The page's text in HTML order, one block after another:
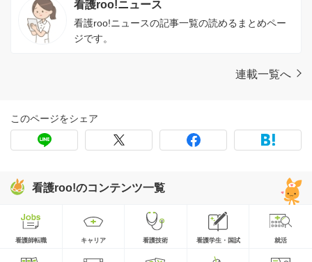
看護roo!ニュース
看護roo!ニュースの記事一覧の読めるまとめペー
ジです。
連載一覧へ
このページをシェア
看護roo!のコンテンツ一覧
看護師転職 キャリア 看護技術 看護学生・国試 就活